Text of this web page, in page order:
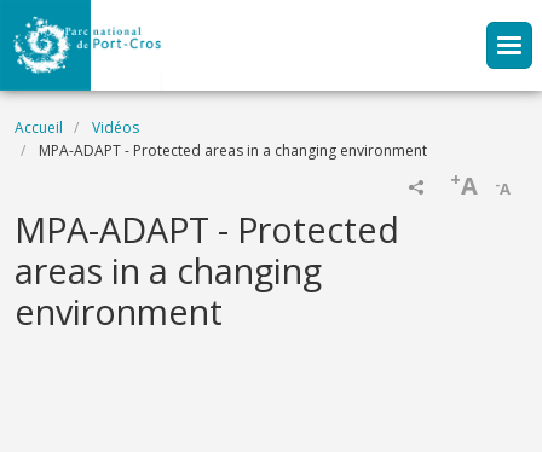
Aller au contenu principal
Fil d'Ariane
Accueil
Vidéos
MPA-ADAPT - Protected areas in a changing environment
-A
+A
Name
MPA-ADAPT - Protected
areas in a changing
environment